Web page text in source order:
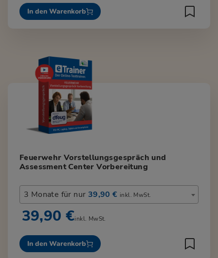
In den Warenkorb
Feuerwehr Vorstellungsgespräch und
Assessment Center Vorbereitung
3 Monate für nur 39,90 € inkl. MwSt.
39,90 €inkl. MwSt.
In den Warenkorb